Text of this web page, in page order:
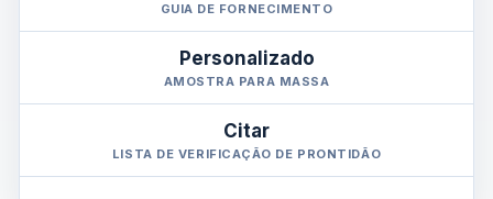
GUIA DE FORNECIMENTO
Personalizado
AMOSTRA PARA MASSA
Citar
LISTA DE VERIFICAÇÃO DE PRONTIDÃO